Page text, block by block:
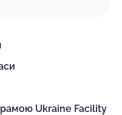
Ukraine Facility